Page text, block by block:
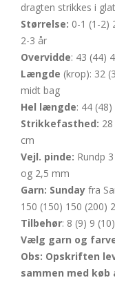
dragten strikkes i
Størrelse: 0-1 (1-2)
2-3 år
Overvidde: 43 (44)
Længde (krop): 32
midt bag
Hel længde: 44
Strikkefasthed:
cm
Vejl. pinde: Rundp
og 2,5 mm
Garn: Sunday fra
150 (150) 150 (200)
Tilbehør: 8 (9) 9
Vælg garn og
Obs: Opskriften
sammen med køb